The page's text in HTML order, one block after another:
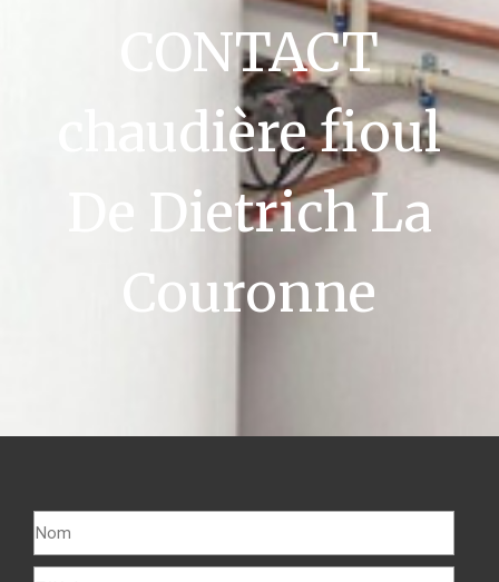
CONTACT
chaudière fioul
De Dietrich La
Couronne